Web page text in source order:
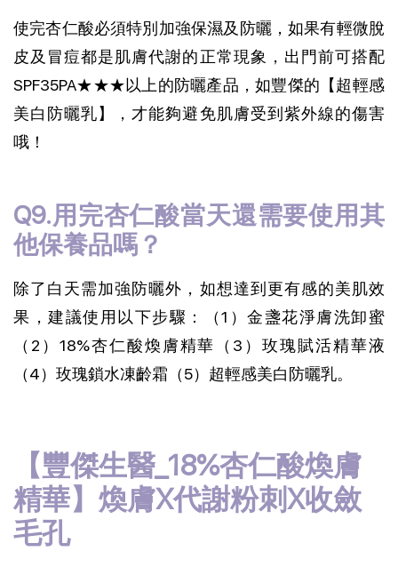
使完杏仁酸必須特別加強保濕及防曬，如果有輕微脫
皮及冒痘都是肌膚代謝的正常現象，出門前可搭配
SPF35PA★★★以上的防曬產品，如豐傑的【超輕感
美白防曬乳】，才能夠避免肌膚受到紫外線的傷害
哦！
Q9.用完杏仁酸當天還需要使用其
他保養品嗎？
除了白天需加強防曬外，如想達到更有感的美肌效
果，建議使用以下步驟：（1）金盞花淨膚洗卸蜜
（2）18%杏仁酸煥膚精華（3）玫瑰賦活精華液
（4）玫瑰鎖水凍齡霜（5）超輕感美白防曬乳。
【豐傑生醫_18%杏仁酸煥膚
精華】煥膚X代謝粉刺X收斂
毛孔